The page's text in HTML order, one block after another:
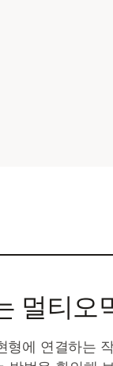
멀티오
형에 연결하는